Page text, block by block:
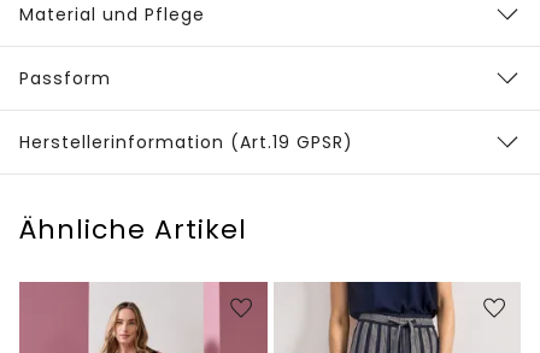
Material und Pflege
Passform
Herstellerinformation (Art.19 GPSR)
Ähnliche Artikel